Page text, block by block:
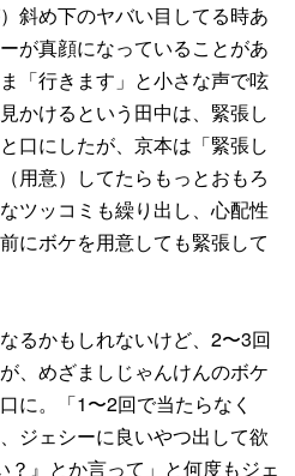
斜め下のヤバい目してる時あ
が真顔になっていることがあ
「行きます」と小さな声で呟
かけるという田中は、緊張し
口にしたが、京本は「緊張し
用意）してたらもっとおもろ
ツッコミも繰り出し、心配性
にボケを用意しても緊張して
るかもしれないけど、2〜3回
、めざましじゃんけんのボケ
に。「1〜2回で当たらなく
ジェシーに良いやつ出して欲
？』とか言って」と何度もジェ